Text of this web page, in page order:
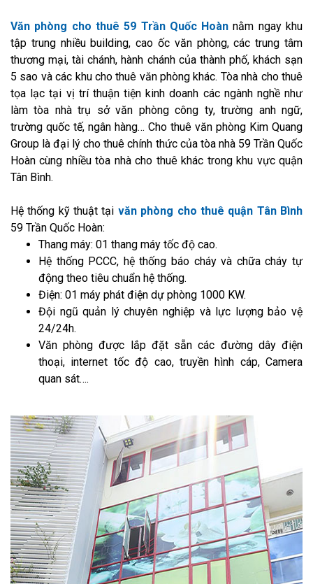
Văn phòng cho thuê 59 Trần Quốc Hoàn nằm ngay khu
tập trung nhiều building, cao ốc văn phòng, các trung tâm
thương mại, tài chánh, hành chánh của thành phố, khách sạn
5 sao và các khu cho thuê văn phòng khác. Tòa nhà cho thuê
tọa lạc tại vị trí thuận tiện kinh doanh các ngành nghề như
làm tòa nhà trụ sở văn phòng công ty, trường anh ngữ,
trường quốc tế, ngân hàng… Cho thuê văn phòng Kim Quang
Group là đại lý cho thuê chính thức của tòa nhà 59 Trần Quốc
Hoàn cùng nhiều tòa nhà cho thuê khác trong khu vực quận
Tân Bình.
Hệ thống kỹ thuật tại văn phòng cho thuê quận Tân Bình
59 Trần Quốc Hoàn:
Thang máy: 01 thang máy tốc độ cao.
Hệ thống PCCC, hệ thống báo cháy và chữa cháy tự
động theo tiêu chuẩn hệ thống.
Điện: 01 máy phát điện dự phòng 1000 KW.
Đội ngũ quản lý chuyên nghiệp và lực lượng bảo vệ
24/24h.
Văn phòng được lắp đặt sẵn các đường dây điện
thoại, internet tốc độ cao, truyền hình cáp, Camera
quan sát….